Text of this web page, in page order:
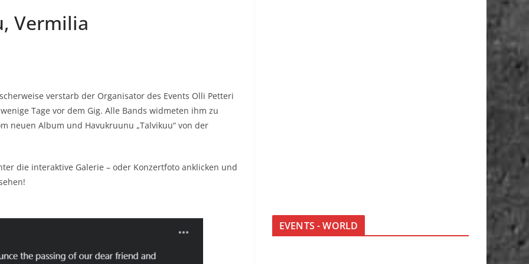
Vermilia
verstarb der Organisator des Events Olli Petteri
Tage vor dem Gig. Alle Bands widmeten ihm zu
neuen Album und Havukruunu „Talvikuu“ von der
die interaktive Galerie – oder Konzertfoto anklicken und
EVENTS - WORLD